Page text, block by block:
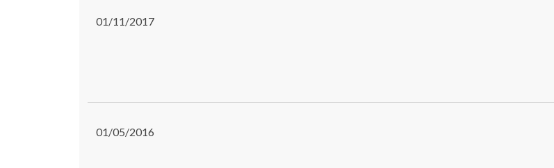
01/11/2017
01/05/2016